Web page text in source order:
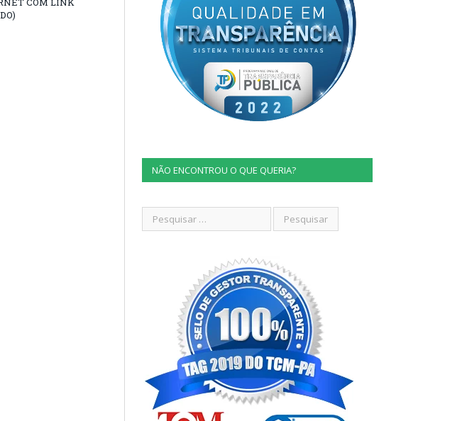
NÃO ENCONTROU O QUE QUERIA?